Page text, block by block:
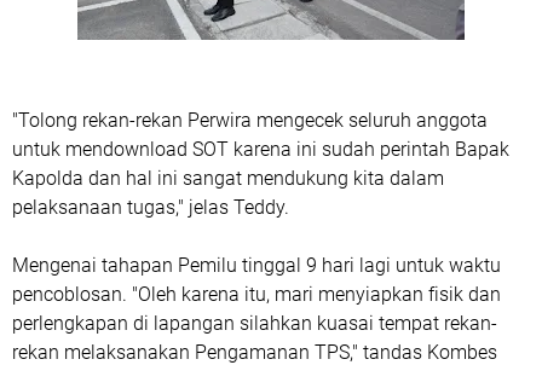
"Tolong rekan-rekan Perwira mengecek seluruh anggota
untuk mendownload SOT karena ini sudah perintah Bapak
Kapolda dan hal ini sangat mendukung kita dalam
pelaksanaan tugas," jelas Teddy.
Mengenai tahapan Pemilu tinggal 9 hari lagi untuk waktu
pencoblosan. "Oleh karena itu, mari menyiapkan fisik dan
perlengkapan di lapangan silahkan kuasai tempat rekan-
rekan melaksanakan Pengamanan TPS," tandas Kombes